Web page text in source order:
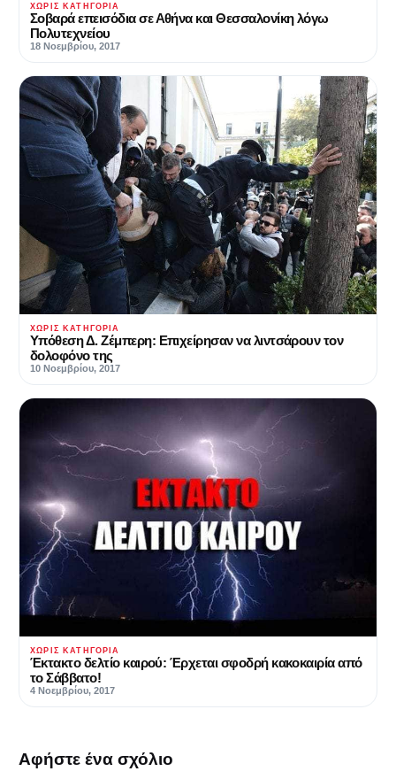
ΧΩΡΊΣ ΚΑΤΗΓΟΡΊΑ
Σοβαρά επεισόδια σε Αθήνα και Θεσσαλονίκη λόγω
Πολυτεχνείου
18 Νοεμβρίου, 2017
ΧΩΡΊΣ ΚΑΤΗΓΟΡΊΑ
Υπόθεση Δ. Ζέμπερη: Επιχείρησαν να λιντσάρουν τον
δολοφόνο της
10 Νοεμβρίου, 2017
ΧΩΡΊΣ ΚΑΤΗΓΟΡΊΑ
Έκτακτο δελτίο καιρού: Έρχεται σφοδρή κακοκαιρία από
το Σάββατο!
4 Νοεμβρίου, 2017
Αφήστε ένα σχόλιο